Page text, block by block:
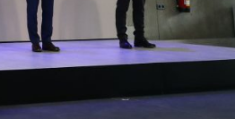
Historia
Galería de Presidentes
Biblioteca Archivo